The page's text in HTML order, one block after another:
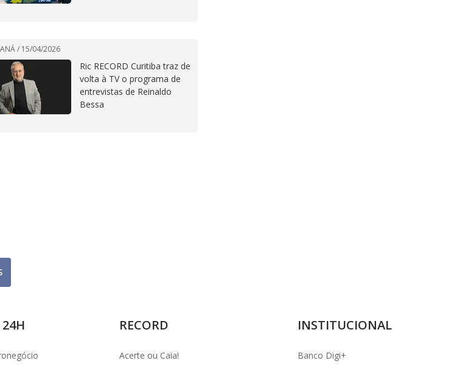
/ 15/04/2026
Ric RECORD Curitiba traz de
volta à TV o programa de
entrevistas de Reinaldo
Bessa
24H RECORD
Acerte ou Caia!
INSTITUCIONAL
Banco Digi+